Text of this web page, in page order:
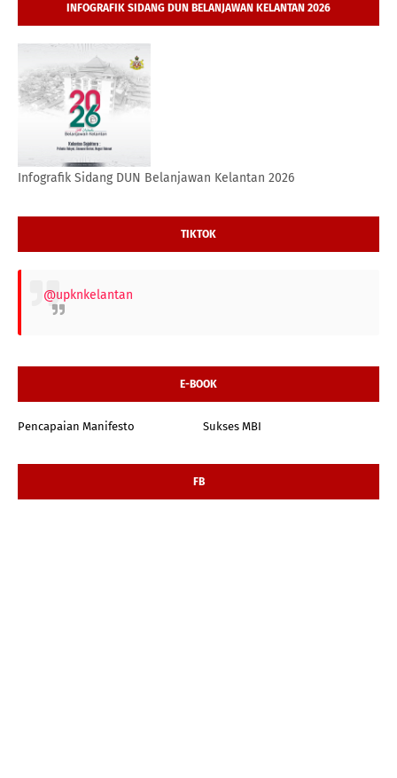
INFOGRAFIK SIDANG DUN BELANJAWAN KELANTAN 2026
Infografik Sidang DUN Belanjawan Kelantan 2026
TIKTOK
@upknkelantan
E-BOOK
Pencapaian Manifesto Sukses MBI
FB